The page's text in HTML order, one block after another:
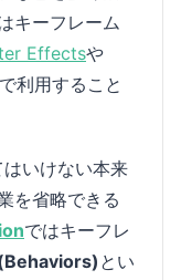
キーフレーム
Effectsや
利用すること
いけない本来
を省略できる
ではキーフレ
とい